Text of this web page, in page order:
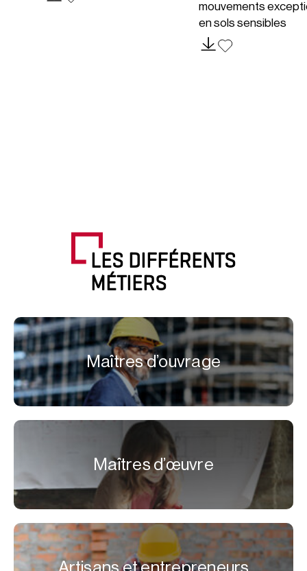
mouvements
en sols sensibles
LES DIFFÉRENTS
MÉTIERS
Maîtres d’ouvrage
Maîtres d’œuvre
Artisans et entrepreneurs